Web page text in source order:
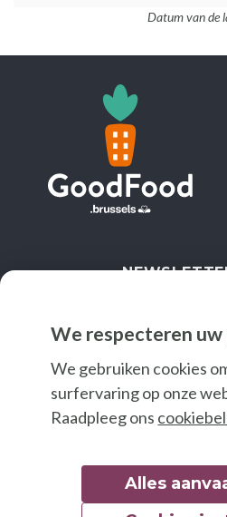
We respecteren
We gebruiken cookies
surfervaring op onze
Raadpleeg ons
Alles
Datum van de